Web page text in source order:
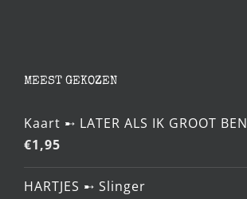
MEEST GEKOZEN
Kaart ➸ LATER ALS IK GROOT BEN
€1,95
HARTJES ➸ Slinger